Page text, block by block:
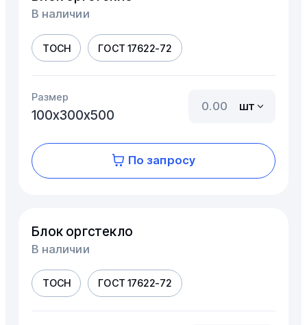
В наличии
ТОСН ГОСТ 17622-72
Размер
100х300х500
шт
По запросу
Блок оргстекло
В наличии
ТОСН ГОСТ 17622-72